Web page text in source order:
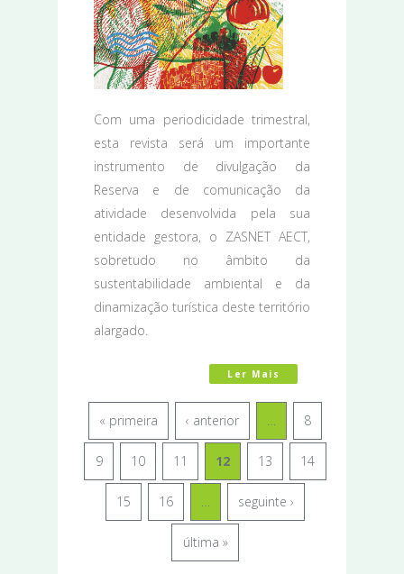
Com uma periodicidade trimestral,
esta revista será um importante
instrumento de divulgação da
Reserva e de comunicação da
atividade desenvolvida pela sua
entidade gestora, o ZASNET AECT,
sobretudo no âmbito da
sustentabilidade ambiental e da
dinamização turística deste território
alargado.
Ler Mais
« primeira ‹ anterior … 8
9 10 11 12 13 14
15 16 … seguinte ›
última »